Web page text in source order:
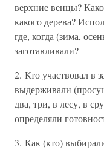
верхние венцы?
какого дерева?
где, когда (зима,
заготавливали?
2. Кто участвовал в
выдерживали
два, три, в лесу, в
определяли
3. Как (кто)